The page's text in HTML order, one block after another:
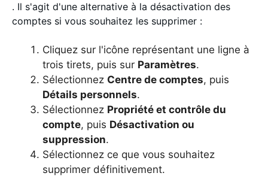
. Il s'agit d'une alternative à la désactivation des
comptes si vous souhaitez les supprimer :
Cliquez sur l'icône représentant une ligne à
trois tirets, puis sur Paramètres.
Sélectionnez Centre de comptes, puis
Détails personnels.
Sélectionnez Propriété et contrôle du
compte, puis Désactivation ou
suppression.
Sélectionnez ce que vous souhaitez
supprimer définitivement.